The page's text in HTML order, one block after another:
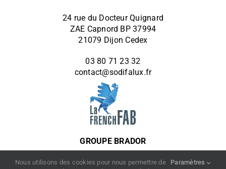
24 rue du Docteur Quignard
ZAE Capnord BP 37994
21079 Dijon Cedex
03 80 71 23 32
contact@sodifalux.fr
GROUPE BRADOR
Autres filiales du groupe :
Nous utilisons des cookies pour nous permettre de
Paramètres